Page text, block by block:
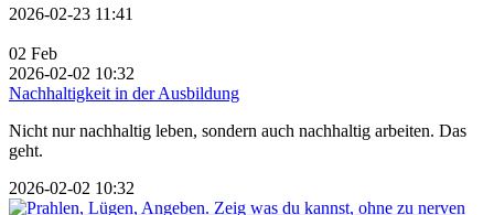
2026-02-23 11:41
02 Feb
2026-02-02 10:32
Nachhaltigkeit in der Ausbildung
Nicht nur nachhaltig leben, sondern auch nachhaltig arbeiten. Das
geht.
2026-02-02 10:32